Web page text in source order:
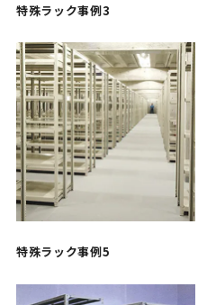
特殊ラック事例3
特殊ラック事例5